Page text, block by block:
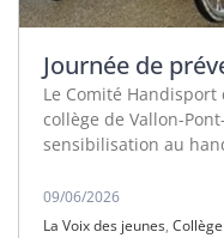
Journée de
Le Comité
collège de Vallon-
sensibilisation au
disciplines handisport
tennis de table assis
09/06/2026
La Voix des jeunes,